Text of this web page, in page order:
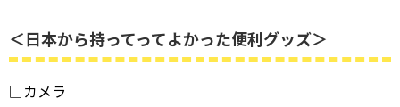
＜日本から持ってってよかった便利グッズ＞
□カメラ